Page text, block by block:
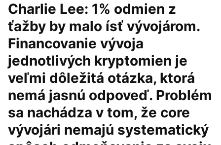
Charlie Lee: 1% odmien z
ťažby by malo ísť vývojárom.
Financovanie vývoja
jednotlivých kryptomien je
veľmi dôležitá otázka, ktorá
nemá jasnú odpoveď. Problém
sa nachádza v tom, že core
vývojári nemajú systematický